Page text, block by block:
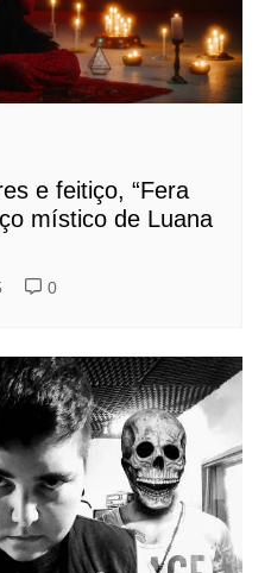
e feitiço, “Fera
místico de Luana
0